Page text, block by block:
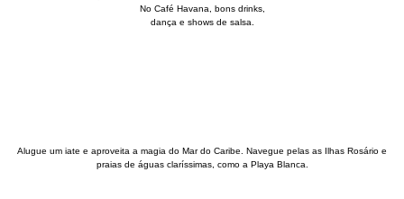
No Café Havana, bons drinks,
dança e shows de salsa.
Alugue um iate e aproveita a magia do Mar do Caribe. Navegue pelas as Ilhas Rosário e
praias de águas claríssimas, como a Playa Blanca.